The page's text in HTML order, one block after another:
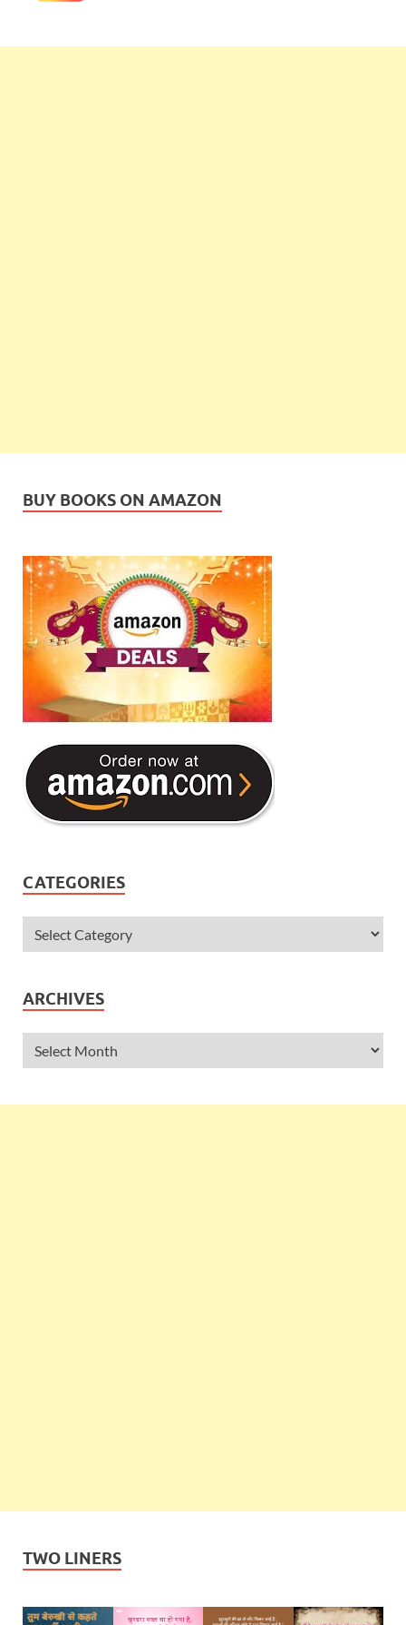
BUY BOOKS ON AMAZON
CATEGORIES
ARCHIVES
TWO LINERS